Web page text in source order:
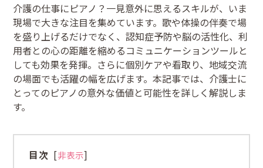
介護の仕事にピアノ？一見意外に思えるスキルが、いま
現場で大きな注目を集めています。歌や体操の伴奏で場
を盛り上げるだけでなく、認知症予防や脳の活性化、利
用者との心の距離を縮めるコミュニケーションツールと
しても効果を発揮。さらに個別ケアや看取り、地域交流
の場面でも活躍の幅を広げます。本記事では、介護士に
とってのピアノの意外な価値と可能性を詳しく解説しま
す。
目次 [非表示]